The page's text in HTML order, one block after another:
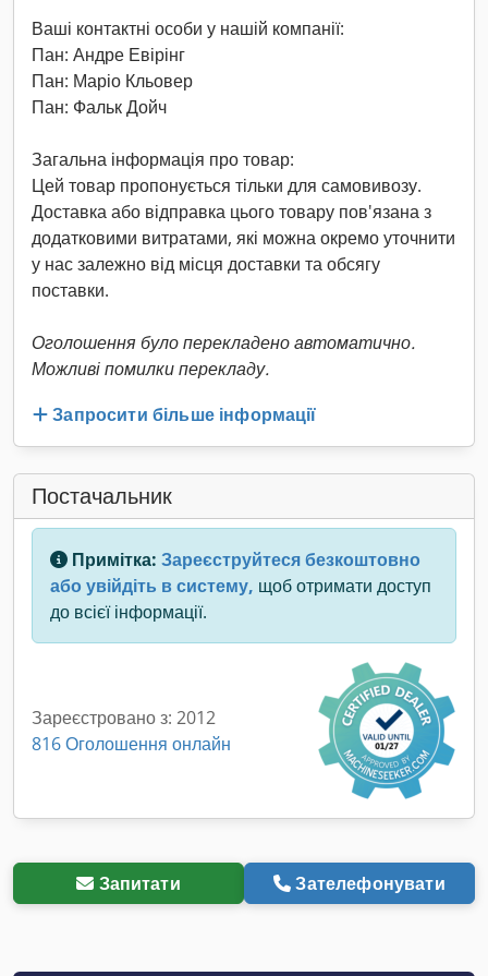
Ваші контактні особи у нашій компанії:
Пан: Андре Евірінг
Пан: Маріо Кльовер
Пан: Фальк Дойч
Загальна інформація про товар:
Цей товар пропонується тільки для самовивозу.
Доставка або відправка цього товару пов'язана з
додатковими витратами, які можна окремо уточнити
у нас залежно від місця доставки та обсягу
поставки.
Оголошення було перекладено автоматично.
Можливі помилки перекладу.
Запросити більше інформації
Постачальник
Примітка: Зареєструйтеся безкоштовно
або увійдіть в систему, щоб отримати доступ
до всієї інформації.
Зареєстровано з: 2012
816 Оголошення онлайн
Запитати Зателефонувати